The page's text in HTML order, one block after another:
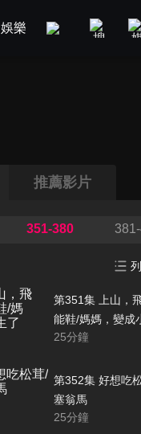
娛樂 美食旅遊
推薦影片
351-380
第351集 上山，
能鞋/媽媽，變成
25分鐘
第352集 好想吃
塞翁馬
25分鐘